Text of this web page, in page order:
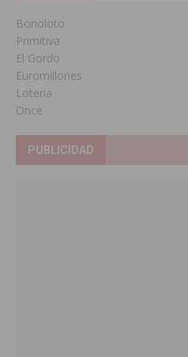
Bonoloto
Primitiva
El Gordo
Euromillones
Loteria
Once
PUBLICIDAD